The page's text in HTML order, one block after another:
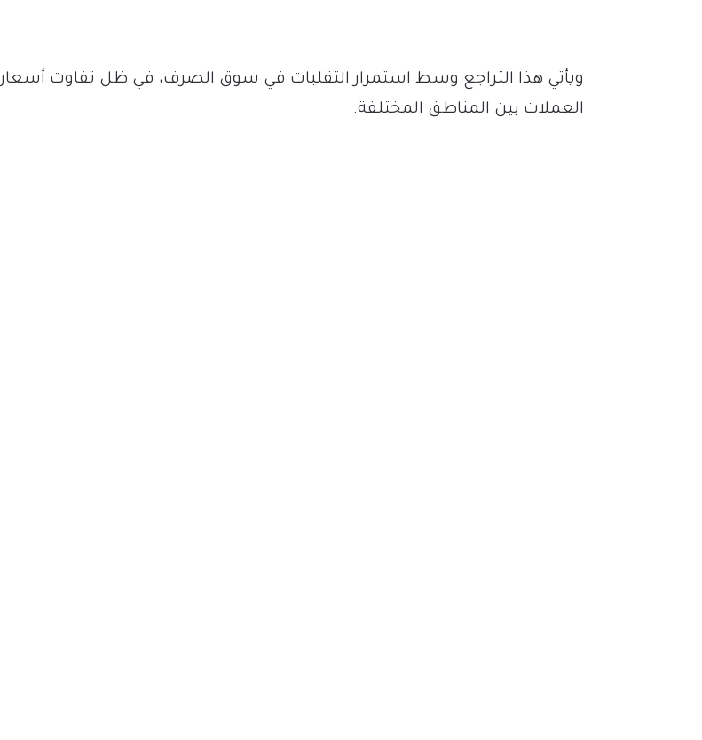
ويأتي هذا التراجع وسط استمرار التقلبات في سوق الصرف، في ظل تفاوت أسعار
العملات بين المناطق المختلفة.